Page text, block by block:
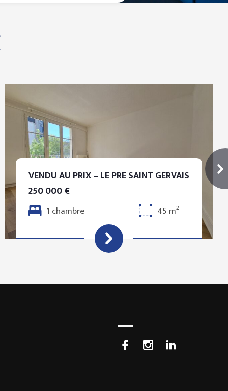
VENDU AU PRIX – LE PRE SAINT GERVAIS
250 000 €
1 chambre 45 m²